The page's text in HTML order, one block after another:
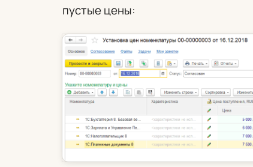
пустые цены: